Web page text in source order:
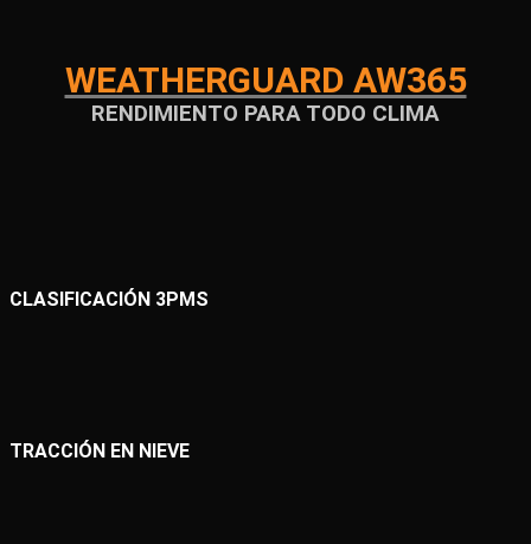
WEATHERGUARD AW365
RENDIMIENTO PARA TODO CLIMA
CLASIFICACIÓN 3PMS
TRACCIÓN EN NIEVE